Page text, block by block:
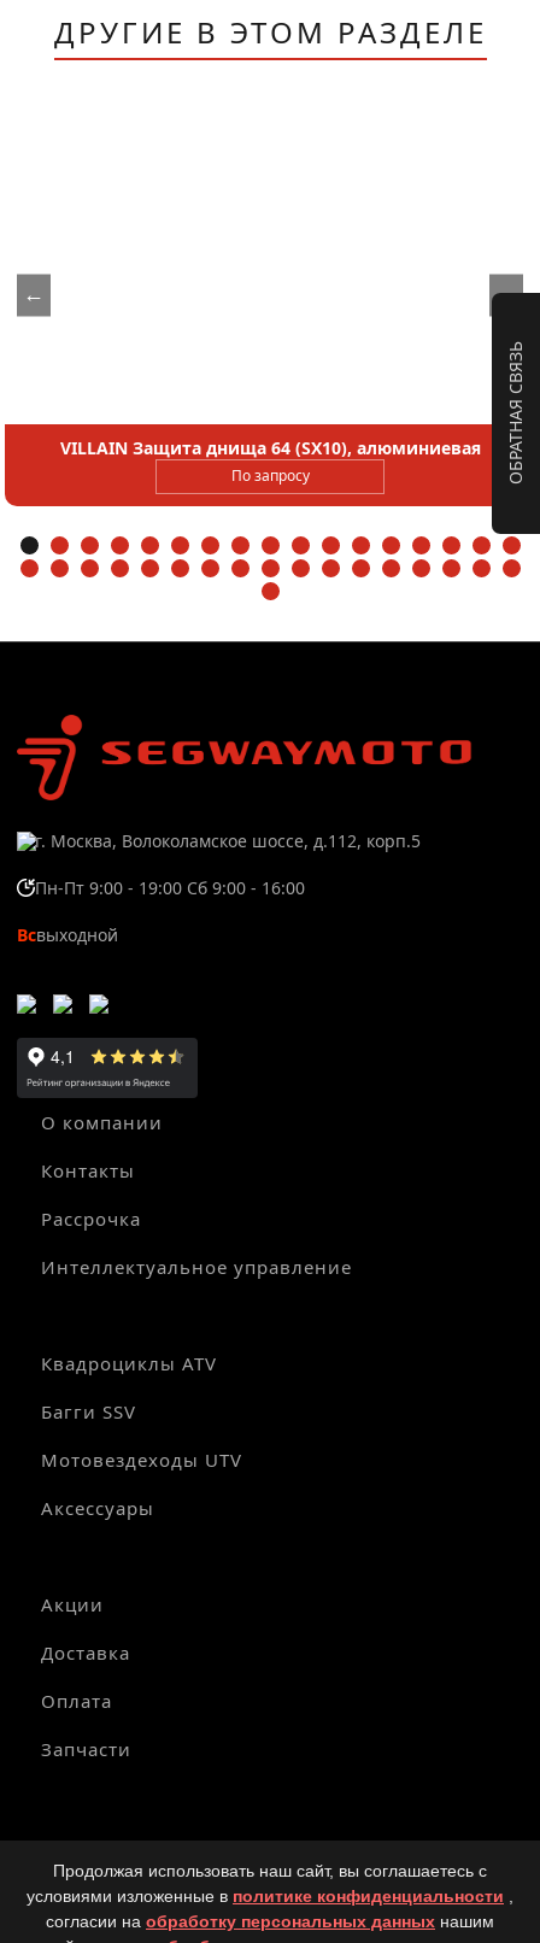
ДРУГИЕ В ЭТОМ РАЗДЕЛЕ
VILLAIN Защита днища 64 (SX10), алюминиевая
По запросу
← →
г. Москва, Волоколамское шоссе, д.112, корп.5
Пн-Пт 9:00 - 19:00 Сб 9:00 - 16:00
Всвыходной
О компании
Контакты
Рассрочка
Интеллектуальное управление
Квадроциклы ATV
Багги SSV
Мотовездеходы UTV
Аксессуары
Акции
Доставка
Оплата
Запчасти
SEGWAY в России.
Политика конфиденциальности
ОБРАТНАЯ СВЯЗЬ
Продолжая использовать наш сайт, вы соглашаетесь с
условиями изложенные в политике конфиденциальности
согласии на обработку персональных данных нашим